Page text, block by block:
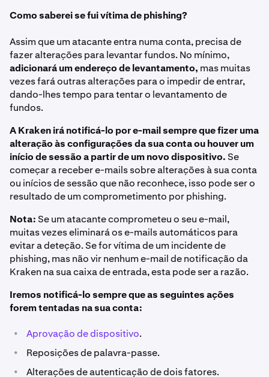
Como saberei se fui vítima de phishing?
Assim que um atacante entra numa conta, precisa de
fazer alterações para levantar fundos. No mínimo,
adicionará um endereço de levantamento, mas muitas
vezes fará outras alterações para o impedir de entrar,
dando-lhes tempo para tentar o levantamento de
fundos.
A Kraken irá notificá-lo por e-mail sempre que fizer uma
alteração às configurações da sua conta ou houver um
início de sessão a partir de um novo dispositivo.Se
começar a receber e-mails sobre alterações à sua conta
ou inícios de sessão que não reconhece, isso pode ser o
resultado de um comprometimento por phishing.
Nota:Se um atacante comprometeu o seu e-mail,
muitas vezes eliminará os e-mails automáticos para
evitar a deteção. Se for vítima de um incidente de
phishing, mas não vir nenhum e-mail de notificação da
Kraken na sua caixa de entrada, esta pode ser a razão.
Iremos notificá-lo sempre que as seguintes ações
forem tentadas na sua conta:
• Aprovação de dispositivo.
• Reposições de palavra-passe.
• Alterações de autenticação de dois fatores.